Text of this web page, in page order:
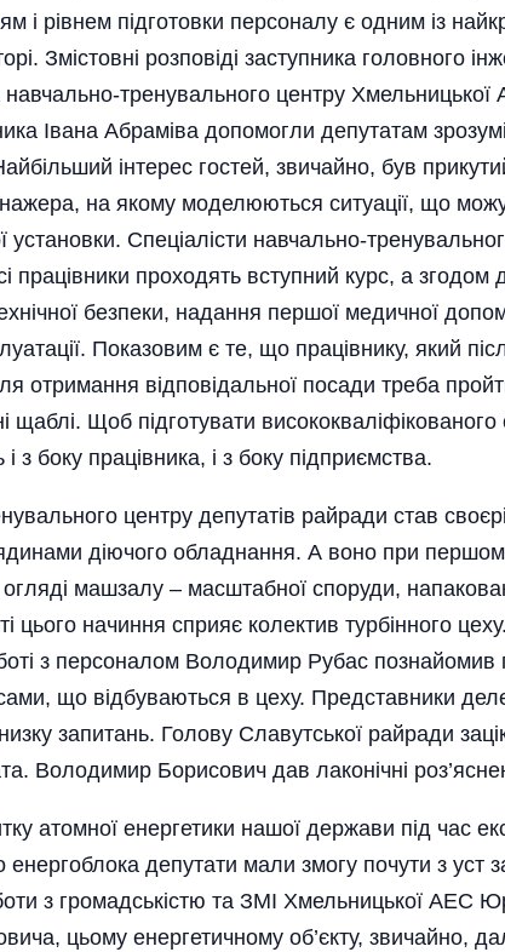
і рівнем підготовки персоналу є одним із
Змістовні розповіді заступника головного
навчально-тренувального центру
Івана Абраміва допомогли депутатам
інтерес гостей, звичайно, був
на якому моделюються ситуації, що
установки. Спеціалісти навчально-
проходять вступний курс, а згодом
безпеки, надання першої медичної
Показовим є те, що працівнику, який
отримання відповідальної посади треба
щаблі. Щоб підготувати висококваліфікованого
з боку працівника, і з боку підприємства.
центру депутатів райради став
діючого обладнання. А воно при
машзалу – масштабної споруди,
цього начиння сприяє колектив турбінного
з персоналом Володимир Рубас познайомив
що відбуваються в цеху. Представники
запитань. Голову Славутської райради
Володимир Бо­рисович дав лаконічні
атомної енергетики нашої держави під час
депутати мали змогу почути з уст
з громадськістю та ЗМІ Хмельницької АЕС
цьому енергетичному об’є­кту, звичайно,